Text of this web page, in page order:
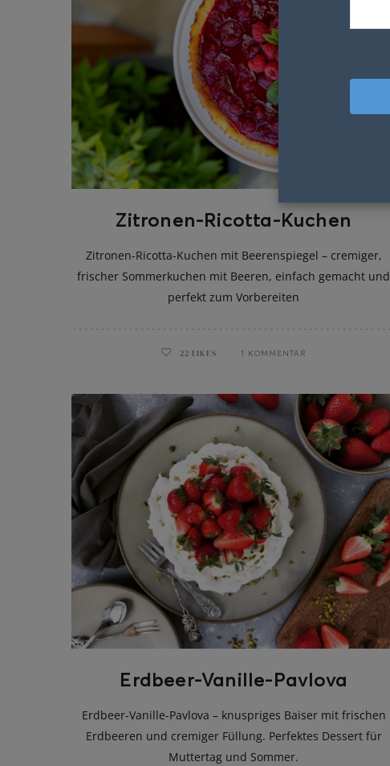
Eis am Stil
Zitronen-Ricotta-Kuchen
Zitronen-Ricotta-Kuchen mit Beerenspiegel – cremiger,
frischer Sommerkuchen mit Beeren, einfach gemacht und
perfekt zum Vorbereiten
22 LIKES 1 KOMMENTAR
Erdbeer-Vanille-Pavlova
Erdbeer-Vanille-Pavlova – knuspriges Baiser mit frischen
Erdbeeren und cremiger Füllung. Perfektes Dessert für
Muttertag und Sommer.